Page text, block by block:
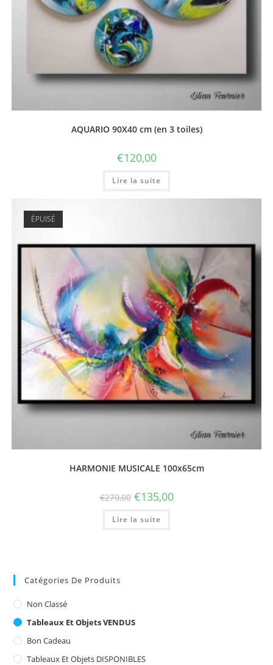
AQUARIO 90X40 cm (en 3 toiles)
€120,00
Lire la suite
ÉPUISÉ
HARMONIE MUSICALE 100x65cm
€270,00 €135,00
Lire la suite
Catégories De Produits
Non Classé
Tableaux Et Objets VENDUS
Bon Cadeau
Tableaux Et Objets DISPONIBLES